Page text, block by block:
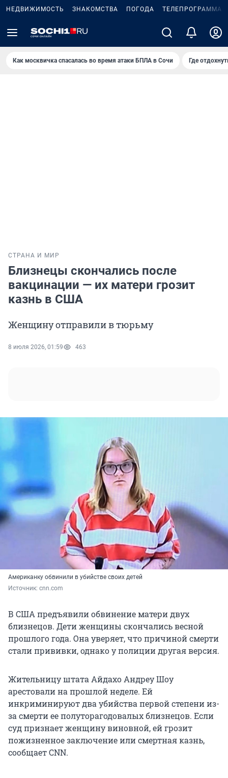
НЕДВИЖИМОСТЬ ЗНАКОМСТВА ПОГОДА ТЕЛЕПРОГРАММА
Как москвичка спасалась во время атаки БПЛА в Сочи Где
СТРАНА И МИР
Близнецы скончались после
вакцинации — их матери грозит
казнь в США
Женщину отправили в тюрьму
8 июля 2026, 01:59 463
Американку обвинили в убийстве своих детей
Источник: cnn.com
В США предъявили обвинение матери двух
близнецов. Дети женщины скончались весной
прошлого года. Она уверяет, что причиной смерти
стали прививки, однако у полиции другая версия.
Жительницу штата Айдахо Андреу Шоу
арестовали на прошлой неделе. Ей
инкриминируют два убийства первой степени из-
за смерти ее полуторагодовалых близнецов. Если
суд признает женщину виновной, ей грозит
пожизненное заключение или смертная казнь,
сообщает CNN.